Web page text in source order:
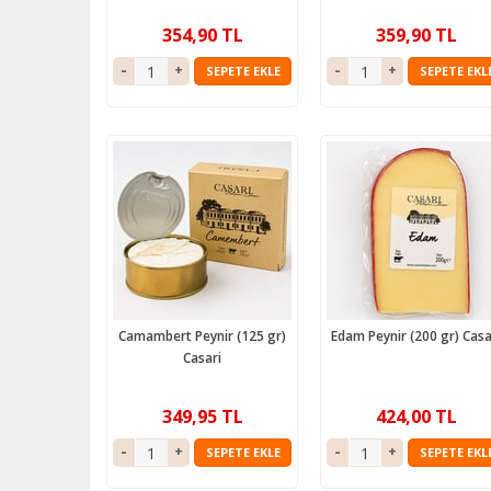
354,90 TL
SEPETE EKLE
359,90 TL
SEPETE
Camambert Peynir (125 gr)
Casari
349,95 TL
SEPETE EKLE
Edam Peynir (200 gr)
424,00 TL
SEPETE